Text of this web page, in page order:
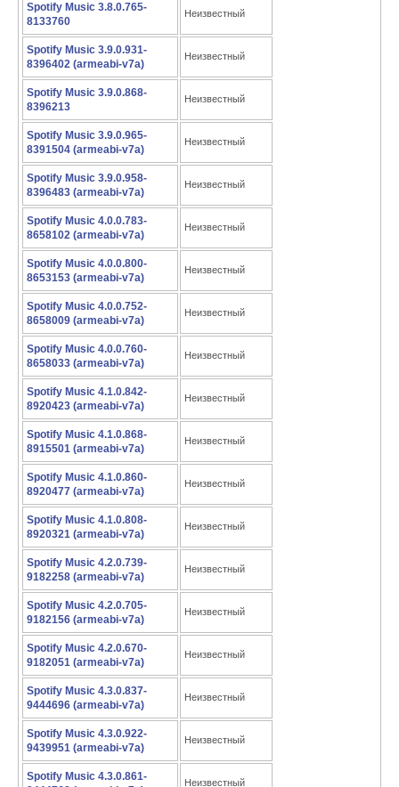
Spotify Music 3.8.0.765-
8133760
Неизвестный
Spotify Music 3.9.0.931-
8396402 (armeabi-v7a)
Неизвестный
Spotify Music 3.9.0.868-
8396213
Неизвестный
Spotify Music 3.9.0.965-
8391504 (armeabi-v7a)
Неизвестный
Spotify Music 3.9.0.958-
8396483 (armeabi-v7a)
Неизвестный
Spotify Music 4.0.0.783-
8658102 (armeabi-v7a)
Неизвестный
Spotify Music 4.0.0.800-
8653153 (armeabi-v7a)
Неизвестный
Spotify Music 4.0.0.752-
8658009 (armeabi-v7a)
Неизвестный
Spotify Music 4.0.0.760-
8658033 (armeabi-v7a)
Неизвестный
Spotify Music 4.1.0.842-
8920423 (armeabi-v7a)
Неизвестный
Spotify Music 4.1.0.868-
8915501 (armeabi-v7a)
Неизвестный
Spotify Music 4.1.0.860-
8920477 (armeabi-v7a)
Неизвестный
Spotify Music 4.1.0.808-
8920321 (armeabi-v7a)
Неизвестный
Spotify Music 4.2.0.739-
9182258 (armeabi-v7a)
Неизвестный
Spotify Music 4.2.0.705-
9182156 (armeabi-v7a)
Неизвестный
Spotify Music 4.2.0.670-
9182051 (armeabi-v7a)
Неизвестный
Spotify Music 4.3.0.837-
9444696 (armeabi-v7a)
Неизвестный
Spotify Music 4.3.0.922-
9439951 (armeabi-v7a)
Неизвестный
Spotify Music 4.3.0.861-
Неизвестный